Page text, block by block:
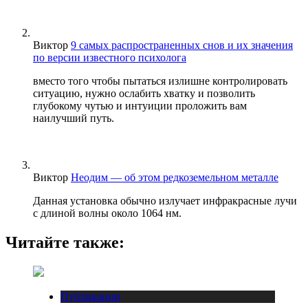
Виктор 9 самых распространенных снов и их значения
по версии известного психолога
вместо того чтобы пытаться излишне контролировать
ситуацию, нужно ослабить хватку и позволить
глубокому чутью и интуиции проложить вам
наилучший путь.
Виктор Неодим — об этом редкоземельном металле
Данная установка обычно излучает инфракрасные лучи
с длиной волны около 1064 нм.
Читайте также:
Публикации